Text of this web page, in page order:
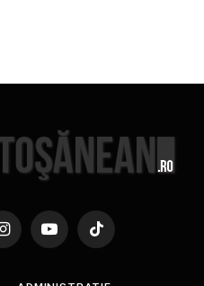
InstagramYouTubeTikTok